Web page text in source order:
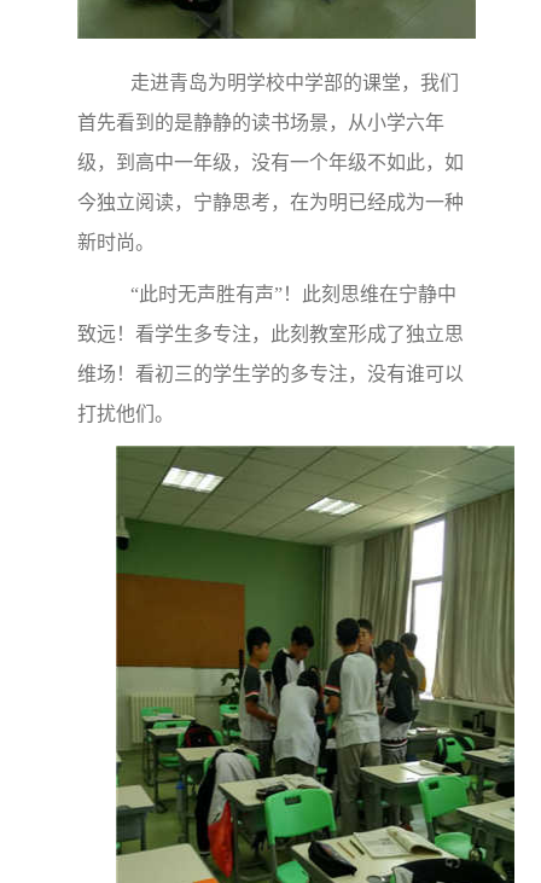
走进青岛为明学校中学部的课堂，我们
首先看到的是静静的读书场景，从小学六年
级，到高中一年级，没有一个年级不如此，如
今独立阅读，宁静思考，在为明已经成为一种
新时尚。
“此时无声胜有声”！此刻思维在宁静中
致远！看学生多专注，此刻教室形成了独立思
维场！看初三的学生学的多专注，没有谁可以
打扰他们。